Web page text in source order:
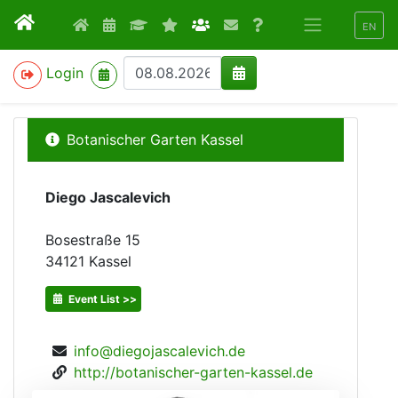
EN
Login
>
Botanischer Garten Kassel
Diego Jascalevich
Bosestraße 15
34121 Kassel
Event List >>
info@diegojascalevich.de
http://botanischer-garten-kassel.de